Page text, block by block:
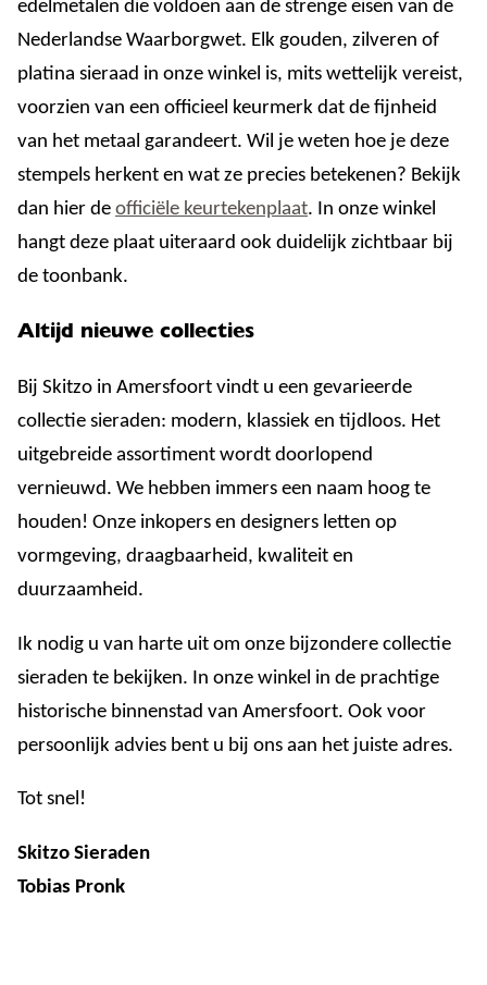
edelmetalen die voldoen aan de strenge eisen van de
Nederlandse Waarborgwet. Elk gouden, zilveren of
platina sieraad in onze winkel is, mits wettelijk vereist,
voorzien van een officieel keurmerk dat de fijnheid
van het metaal garandeert. Wil je weten hoe je deze
stempels herkent en wat ze precies betekenen? Bekijk
dan hier de officiële keurtekenplaat. In onze winkel
hangt deze plaat uiteraard ook duidelijk zichtbaar bij
de toonbank.
Altijd nieuwe collecties
Bij Skitzo in Amersfoort vindt u een gevarieerde
collectie sieraden: modern, klassiek en tijdloos. Het
uitgebreide assortiment wordt doorlopend
vernieuwd. We hebben immers een naam hoog te
houden! Onze inkopers en designers letten op
vormgeving, draagbaarheid, kwaliteit en
duurzaamheid.
Ik nodig u van harte uit om onze bijzondere collectie
sieraden te bekijken. In onze winkel in de prachtige
historische binnenstad van Amersfoort. Ook voor
persoonlijk advies bent u bij ons aan het juiste adres.
Tot snel!
Skitzo Sieraden
Tobias Pronk